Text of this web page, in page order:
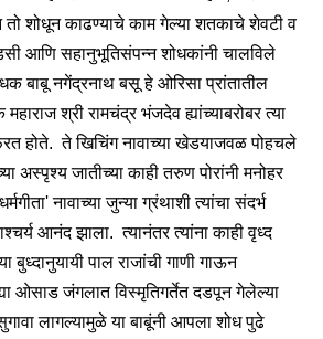
शोधून काढण्याचे काम गेल्या शतकाचे शेवटी व
आणि सहानुभूतिसंपन्न शोधकांनी चालविले
बाबू नगेंद्रनाथ बसू हे ओरिसा प्रांतातील
श्री रामचंद्र भंजदेव ह्यांच्याबरोबर त्या
होते. ते खिचिंग नावाच्या खेडयाजवळ पोहचले
अस्पृश्य जातीच्या काही तरुण पोरांनी मनोहर
नावाच्या जुन्या ग्रंथाशी त्यांचा संदर्भ
आनंद झाला. त्यानंतर त्यांना काही वृध्द
बुध्दानुयायी पाल राजांची गाणी गाऊन
ओसाड जंगलात विस्मृतिगर्तेत दडपून गेलेल्या
लागल्यामुळे या बाबूंनी आपला शोध पुढे